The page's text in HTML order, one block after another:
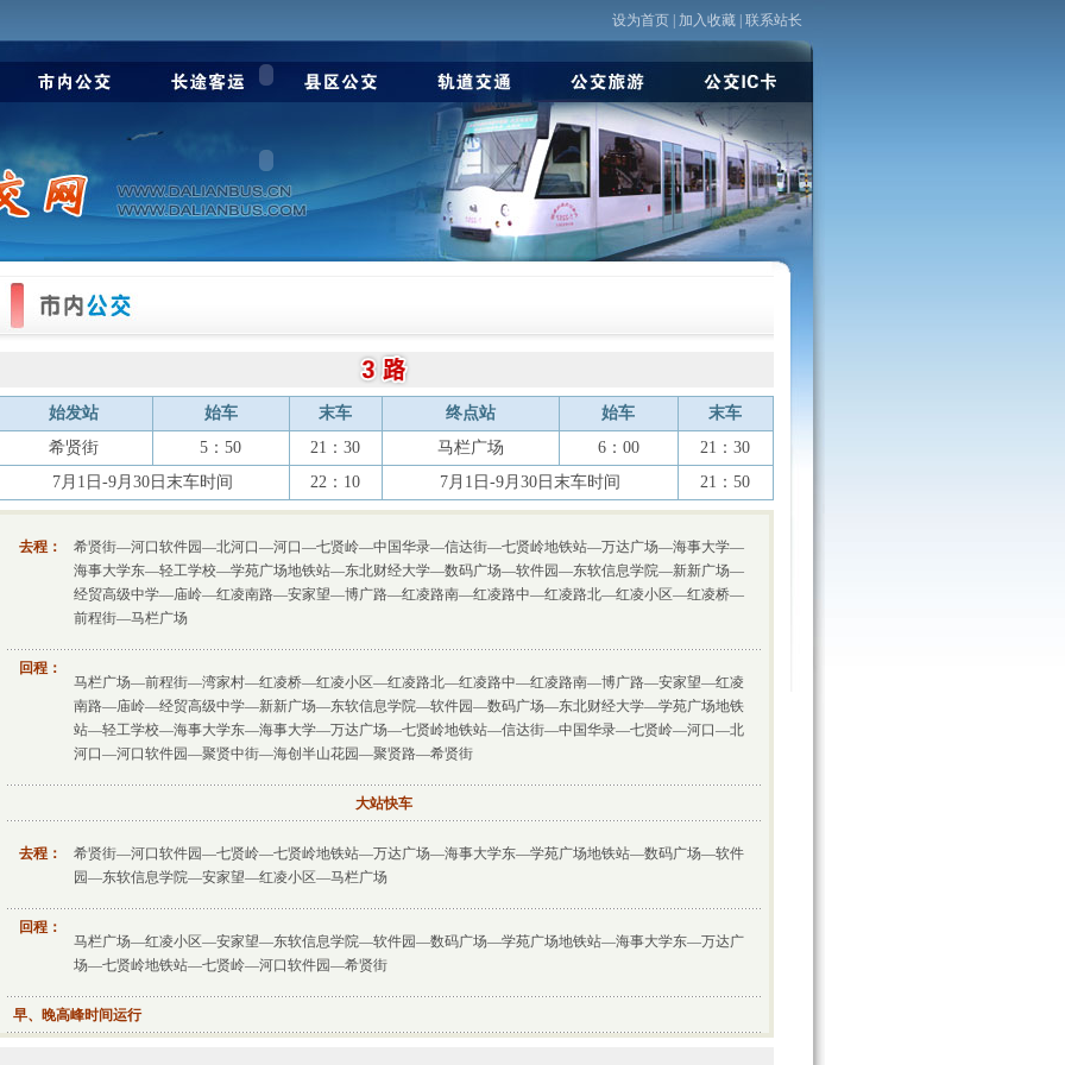
设为首页| 加入收藏| 联系站长
始发站 始车 末车 终点站 始车
末车
希贤街
5：50 21：30 马栏广场 6：00
21：30
7月1日-9月30日末车时间
22：10 7月1日-9月30日末车时间 21：50
去程：
希贤街—河口软件园—北河口—河口—七贤岭—中国华录—信达街—七贤岭地铁站—万达广场—海事大学—
海事大学东—轻工学校—学苑广场地铁站—东北财经大学—数码广场—软件园—东软信息学院—新新广场—
经贸高级中学—庙岭—红凌南路—安家望—博广路—红凌路南—红凌路中—红凌路北—红凌小区—红凌桥—
前程街—马栏广场
回程：
马栏广场—前程街—湾家村—红凌桥—红凌小区—红凌路北—红凌路中—红凌路南—博广路—安家望—红凌
南路—庙岭—经贸高级中学—新新广场—东软信息学院—软件园—数码广场—东北财经大学—学苑广场地铁
站—轻工学校—海事大学东—海事大学—万达广场—七贤岭地铁站—信达街—中国华录—七贤岭—河口—北
河口—河口软件园—聚贤中街—海创半山花园—聚贤路—希贤街
大站快车
去程：
希贤街—河口软件园—七贤岭—七贤岭地铁站—万达广场—海事大学东—学苑广场地铁站—数码广场—软件
园—东软信息学院—安家望—红凌小区—马栏广场
回程：
马栏广场—红凌小区—安家望—东软信息学院—软件园—数码广场—学苑广场地铁站—海事大学东—万达广
场—七贤岭地铁站—七贤岭—河口软件园—希贤街
早、晚高峰时间运行